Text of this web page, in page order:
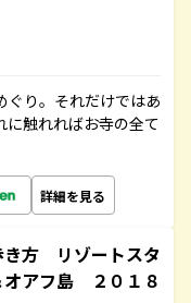
ぐり。それだけではあ
に触れればお寺の全て
詳細を見る
方 リゾートスタ
アフ島 ２０１８